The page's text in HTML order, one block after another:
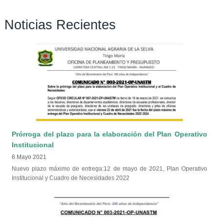
Noticias Recientes
Prórroga del plazo para la elaboración del Plan Operativo
Institucional
6 Mayo 2021
Nuevo plazo máximo de entrega:12 de mayo de 2021, Plan Operativo
Institucional y Cuadro de Necesidades 2022